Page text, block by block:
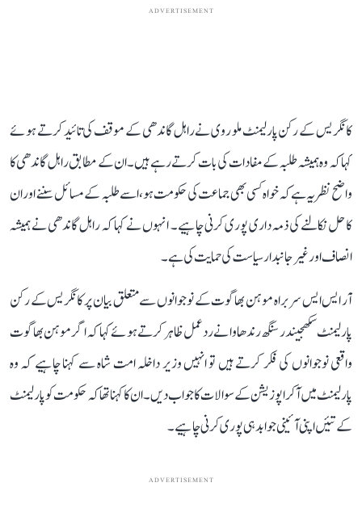
ADVERTISEMENT
کانگریس کے رکن پارلیمنٹ ملو روی نے راہل گاندھی کے موقف کی تائید کرتے ہوئے
کہا کہ وہ ہمیشہ طلبہ کے مفادات کی بات کرتے رہے ہیں۔ ان کے مطابق راہل گاندھی کا
واضح نظریہ ہے کہ خواہ کسی بھی جماعت کی حکومت ہو، اسے طلبہ کے مسائل سننے اور ان
کا حل نکالنے کی ذمہ داری پوری کرنی چاہیے۔ انہوں نے کہا کہ راہل گاندھی نے ہمیشہ
انصاف اور غیر جانبدار سیاست کی حمایت کی ہے۔
آر ایس ایس سربراہ موہن بھاگوت کے نوجوانوں سے متعلق بیان پر کانگریس کے رکن
پارلیمنٹ سکھجیندر سنگھ رندھاوا نے ردعمل ظاہر کرتے ہوئے کہا کہ اگر موہن بھاگوت
واقعی نوجوانوں کی فکر کرتے ہیں تو انہیں وزیر داخلہ امت شاہ سے کہنا چاہیے کہ وہ
پارلیمنٹ میں آکر اپوزیشن کے سوالات کا جواب دیں۔ ان کا کہنا تھا کہ حکومت کو پارلیمنٹ
کے تئیں اپنی آئینی جوابدہی پوری کرنی چاہیے۔
ADVERTISEMENT